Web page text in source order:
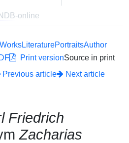
NDB-online
LiteraturePortraitsAuthor
Print versionSource in print
Previous article Next article
Friedrich
Zacharias